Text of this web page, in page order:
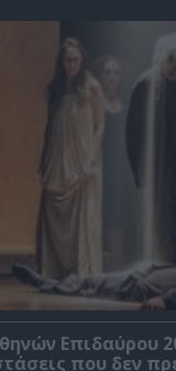
Επιδαύρου
που δεν